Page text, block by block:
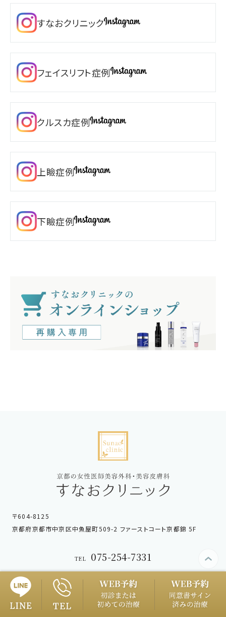
すなおクリニック
フェイスリフト症例
クルスカ症例
上瞼症例
下瞼症例
〒604-8125
京都府京都市中京区中魚屋町509-2 ファーストコート京都錦 5F
TEL 075-254-7331
075-254-7338
Copyright © sunao-clinic.com. All Rights Reserved.